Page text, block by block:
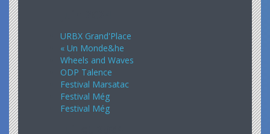
URBX Grand'Place
« Un Monde&he
Wheels and Waves
ODP Talence
Festival Marsatac
Festival Még
Festival Még